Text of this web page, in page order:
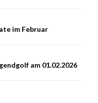
im Februar
am 01.02.2026